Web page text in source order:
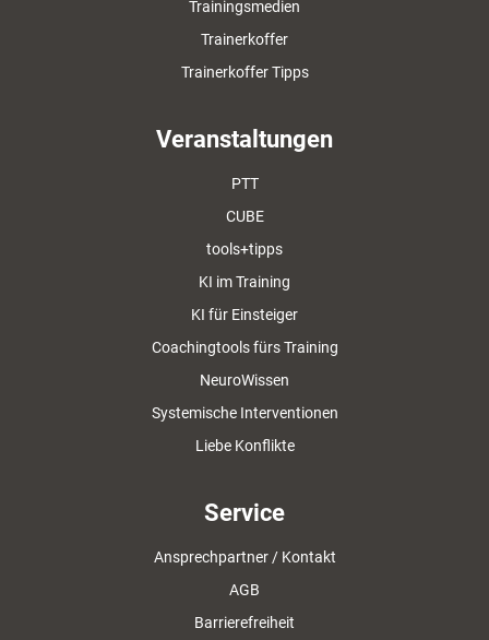
Trainingsmedien
Trainerkoffer
Trainerkoffer Tipps
Veranstaltungen
PTT
CUBE
tools+tipps
KI im Training
KI für Einsteiger
Coachingtools fürs Training
NeuroWissen
Systemische Interventionen
Liebe Konflikte
Service
Ansprechpartner / Kontakt
AGB
Barrierefreiheit